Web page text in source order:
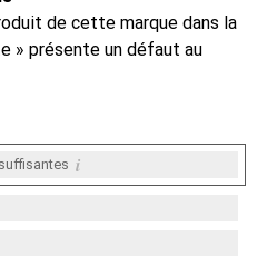
de cette marque dans la
» présente un défaut au
i